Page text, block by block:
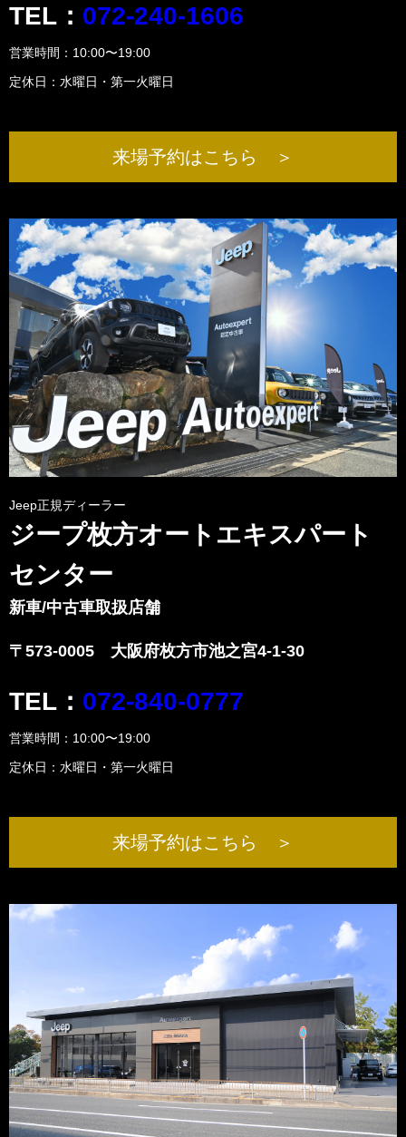
TEL： 072-240-1606
営業時間：10:00〜19:00
定休日：水曜日・第一火曜日
来場予約はこちら ＞
Jeep正規ディーラー
ジープ枚方オートエキスパート
センター
新車/中古車取扱店舗
〒573-0005 大阪府枚方市池之宮4-1-30
TEL： 072-840-0777
営業時間：10:00〜19:00
定休日：水曜日・第一火曜日
来場予約はこちら ＞